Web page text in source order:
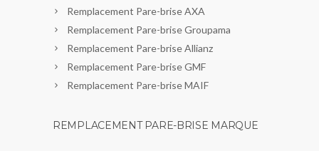
Remplacement Pare-brise AXA
Remplacement Pare-brise Groupama
Remplacement Pare-brise Allianz
Remplacement Pare-brise GMF
Remplacement Pare-brise MAIF
REMPLACEMENT PARE-BRISE MARQUE